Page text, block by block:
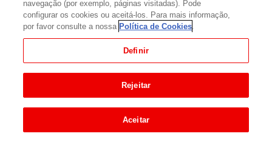
navegação (por exemplo, páginas visitadas). Pode
configurar os cookies ou aceitá-los. Para mais informação,
por favor consulte a nossa Política de Cookies.
Definir
Rejeitar
Aceitar